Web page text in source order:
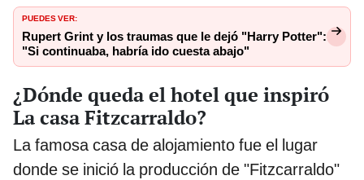
PUEDES VER:
Rupert Grint y los traumas que le dejó "Harry Potter":
"Si continuaba, habría ido cuesta abajo"
¿Dónde queda el hotel que inspiró
La casa Fitzcarraldo?
La famosa casa de alojamiento fue el lugar
donde se inició la producción de "Fitzcarraldo"